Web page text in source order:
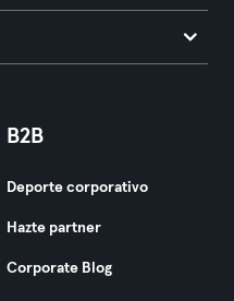
B2B
Deporte corporativo
Hazte partner
Corporate Blog